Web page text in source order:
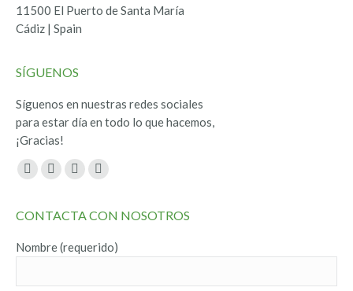
11500 El Puerto de Santa María
Cádiz | Spain
SÍGUENOS
Síguenos en nuestras redes sociales
para estar día en todo lo que hacemos,
¡Gracias!
Encuéntranos en:
Facebook
opens
new
Twitter
opens
new
YouTube
opens
new
Instagram
opens
new
CONTACTA CON NOSOTROS
Nombre (requerido)